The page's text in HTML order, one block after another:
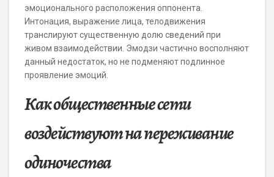
эмоционального расположения оппонента.
Интонация, выражение лица, телодвижения
транслируют существенную долю сведений при
живом взаимодействии. Эмодзи частично восполняют
данный недостаток, но не подменяют подлинное
проявление эмоций.
Как общественные сети
воздействуют на переживание
одиночества